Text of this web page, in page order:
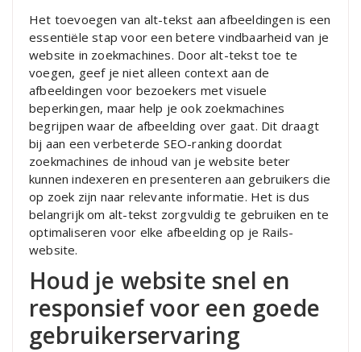
Het toevoegen van alt-tekst aan afbeeldingen is een
essentiële stap voor een betere vindbaarheid van je
website in zoekmachines. Door alt-tekst toe te
voegen, geef je niet alleen context aan de
afbeeldingen voor bezoekers met visuele
beperkingen, maar help je ook zoekmachines
begrijpen waar de afbeelding over gaat. Dit draagt
bij aan een verbeterde SEO-ranking doordat
zoekmachines de inhoud van je website beter
kunnen indexeren en presenteren aan gebruikers die
op zoek zijn naar relevante informatie. Het is dus
belangrijk om alt-tekst zorgvuldig te gebruiken en te
optimaliseren voor elke afbeelding op je Rails-
website.
Houd je website snel en
responsief voor een goede
gebruikerservaring